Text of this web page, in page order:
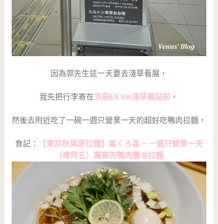
因為郭先生這一天要去淺草看展，
我先把行李寄在京急EX Inn淺草橋站前 ，
然後去附近吃了一碗一週只營業一天的超好吃鴨肉拉麵，
食記：
【東京秋葉原拉麵】紫くろ喜 – 一週只營業一天
（禮拜五）厲害的鴨肉醬油拉麵